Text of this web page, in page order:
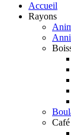
Accueil
Rayons